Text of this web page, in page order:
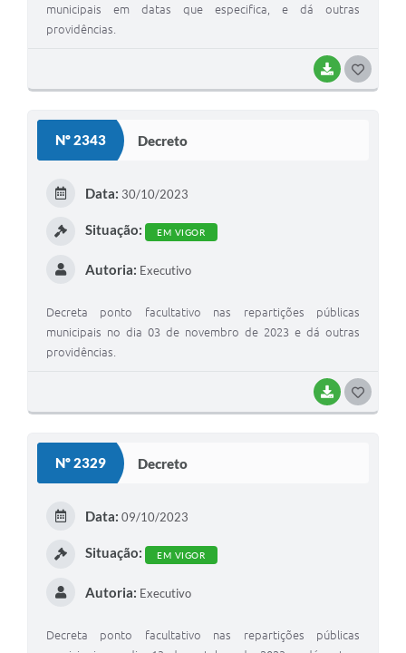
BAIXAR
municipais em datas que especifica, e dá outras
providências.
Nº 2343 Decreto
BAIXAR
Data: 30/10/2023
Situação: EM VIGOR
Autoria: Executivo
Decreta ponto facultativo nas repartições públicas
municipais no dia 03 de novembro de 2023 e dá outras
providências.
Nº 2329 Decreto
Data: 09/10/2023
Situação: EM VIGOR
Autoria: Executivo
Decreta ponto facultativo nas repartições públicas